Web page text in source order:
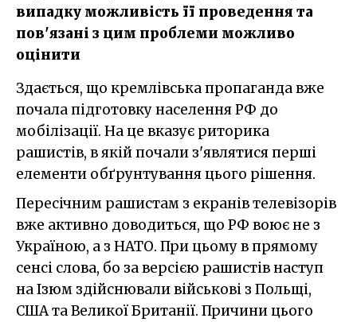
випадку можливість її проведення та
пов'язані з цим проблеми можливо
оцінити
Здається, що кремлівська пропаганда вже
почала підготовку населення РФ до
мобілізації. На це вказує риторика
рашистів, в якій почали з'являтися перші
елементи обґрунтування цього рішення.
Пересічним рашистам з екранів телевізорів
вже активно доводиться, що РФ воює не з
Україною, а з НАТО. При цьому в прямому
сенсі слова, бо за версією рашистів наступ
на Ізюм здійснювали військові з Польщі,
США та Великої Британії. Причини цього